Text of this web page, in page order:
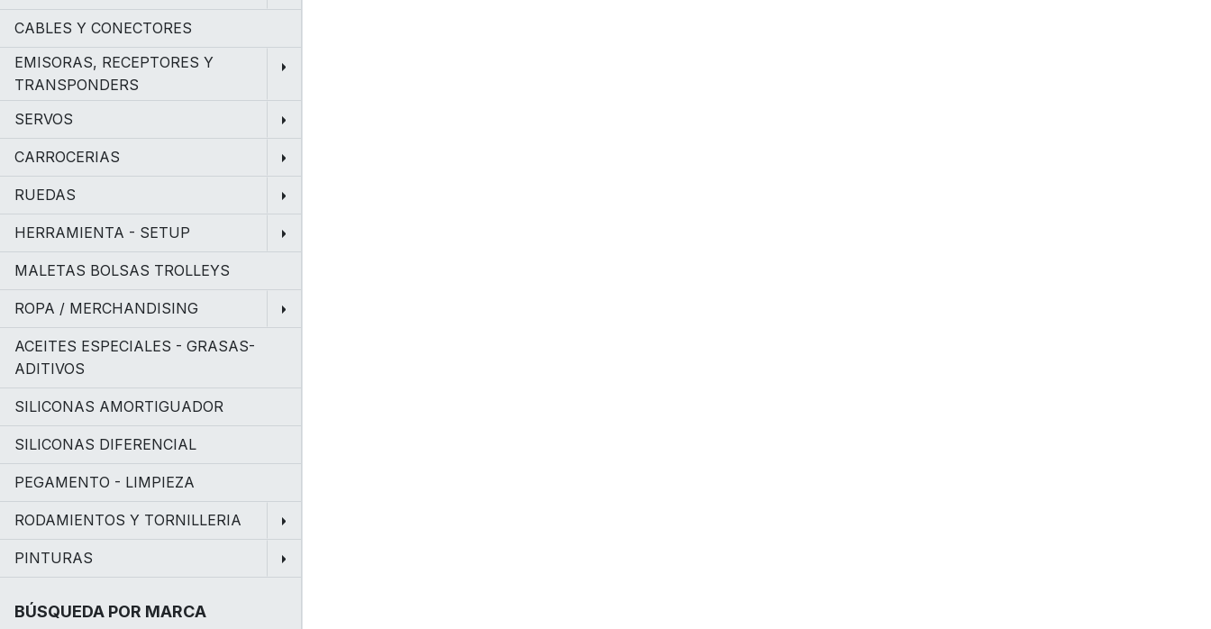
CABLES Y CONECTORES
EMISORAS, RECEPTORES Y
TRANSPONDERS
SERVOS
CARROCERIAS
RUEDAS
HERRAMIENTA - SETUP
MALETAS BOLSAS TROLLEYS
ROPA / MERCHANDISING
ACEITES ESPECIALES - GRASAS-
ADITIVOS
SILICONAS AMORTIGUADOR
SILICONAS DIFERENCIAL
PEGAMENTO - LIMPIEZA
RODAMIENTOS Y TORNILLERIA
PINTURAS
BÚSQUEDA POR MARCA